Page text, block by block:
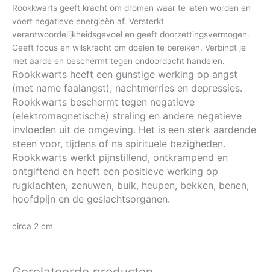
Rookkwarts geeft kracht om dromen waar te laten worden en
voert negatieve energieën af. Versterkt
verantwoordelijkheidsgevoel en geeft doorzettingsvermogen.
Geeft focus en wilskracht om doelen te bereiken. Verbindt je
met aarde en beschermt tegen ondoordacht handelen.
Rookkwarts heeft een gunstige werking op angst
(met name faalangst), nachtmerries en depressies.
Rookkwarts beschermt tegen negatieve
(elektromagnetische) straling en andere negatieve
invloeden uit de omgeving. Het is een sterk aardende
steen voor, tijdens of na spirituele bezigheden.
Rookkwarts werkt pijnstillend, ontkrampend en
ontgiftend en heeft een positieve werking op
rugklachten, zenuwen, buik, heupen, bekken, benen,
hoofdpijn en de geslachtsorganen.
circa 2 cm